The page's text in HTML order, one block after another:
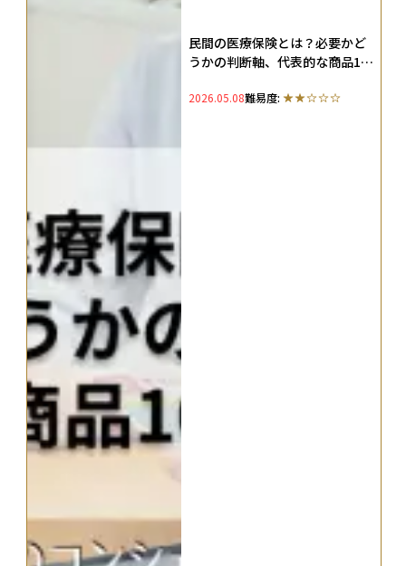
民間の医療保険とは？必要かど
うかの判断軸、代表的な商品10
2026.05.08難易度: